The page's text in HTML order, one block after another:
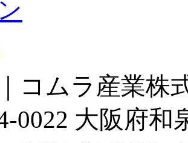
コムラ産業株
0022 大阪府